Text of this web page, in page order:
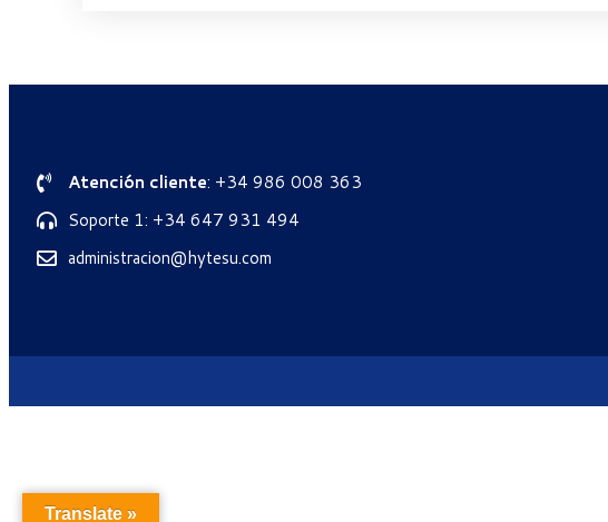
Atención cliente: +34 986 008 363
Soporte 1: +34 647 931 494
administracion@hytesu.com
Translate »